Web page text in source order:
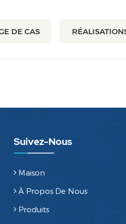
DE CAS
Suivez-Nous
Maison
À Propos De Nous
Produits